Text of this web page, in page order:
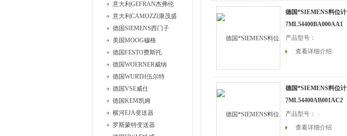
意大利GEFRAN杰弗伦
意大利CAMOZZI康茂盛
德国SIEMENS西门子
美国MOOG穆格
德国FESTO费斯托
德国WOERNER威纳
德国WURTH伍尔特
德国VSE威仕
德国KEM凯姆
横河EJA变送器
罗斯蒙特变送器
德国*SIEMENS料位计
7ML54400BA000AA1
产品型号：
查看详细介绍
德国*SIEMENS料位计
7ML54400AB001AC2
产品型号：
查看详细介绍